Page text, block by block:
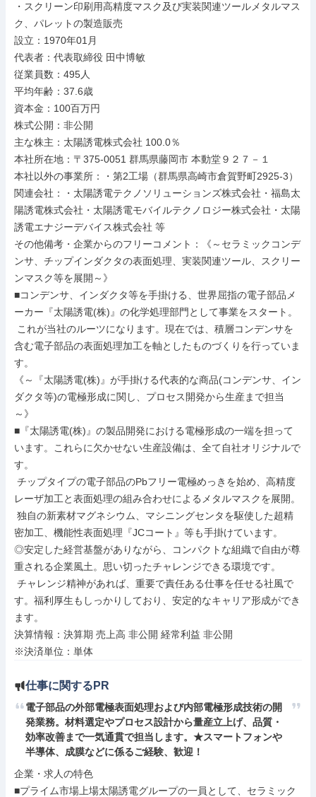
・スクリーン印刷用高精度マスク及び実装関連ツールメタルマス
ク、パレットの製造販売
設立：1970年01月
代表者：代表取締役 田中博敏
従業員数：495人
平均年齢：37.6歳
資本金：100百万円
株式公開：非公開
主な株主：太陽誘電株式会社 100.0％
本社所在地：〒375-0051 群馬県藤岡市 本動堂９２７－１
本社以外の事業所：・第2工場（群馬県高崎市倉賀野町2925-3）
関連会社：・太陽誘電テクノソリューションズ株式会社・福島太
陽誘電株式会社・太陽誘電モバイルテクノロジー株式会社・太陽
誘電エナジーデバイス株式会社 等
その他備考・企業からのフリーコメント：《～セラミックコンデ
ンサ、チップインダクタの表面処理、実装関連ツール、スクリー
ンマスク等を展開～》
■コンデンサ、インダクタ等を手掛ける、世界屈指の電子部品メ
ーカー『太陽誘電(株)』の化学処理部門として事業をスタート。
含む電子部品の表面処理加工を軸としたものづくりを行っていま
す。
《～『太陽誘電(株)』が手掛ける代表的な商品(コンデンサ、イン
ダクタ等)の電極形成に関し、プロセス開発から生産まで担当
～》
■『太陽誘電(株)』の製品開発における電極形成の一端を担って
います。これらに欠かせない生産設備は、全て自社オリジナルで
す。
レーザ加工と表面処理の組み合わせによるメタルマスクを展開。
密加工、機能性表面処理『JCコート』等も手掛けています。
◎安定した経営基盤がありながら、コンパクトな組織で自由が尊
重される企業風土。思い切ったチャレンジできる環境です。
す。福利厚生もしっかりしており、安定的なキャリア形成ができ
ます。
決算情報：決算期 売上高 非公開 経常利益 非公開
※決済単位：単体
仕事に関するPR
電子部品の外部電極表面処理および内部電極形成技術の開
発業務。材料選定やプロセス設計から量産立上げ、品質・
効率改善まで一気通貫で担当します。★スマートフォンや
半導体、成膜などに係るご経験、歓迎！
企業・求人の特色
■プライム市場上場太陽誘電グループの一員として、セラミック